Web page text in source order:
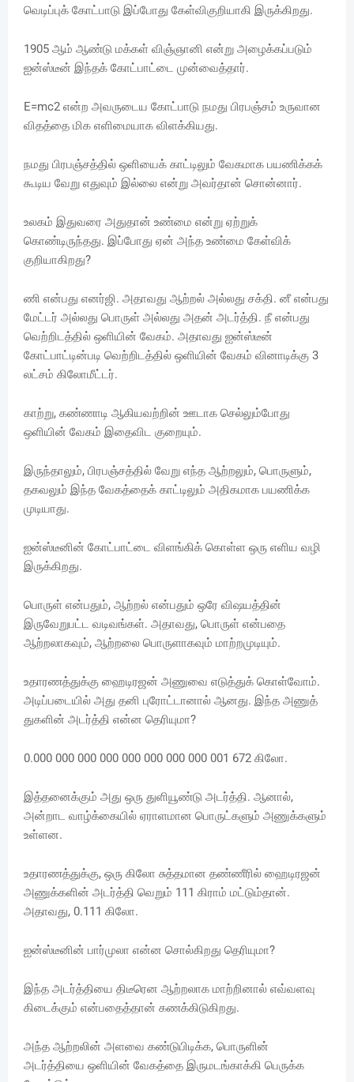
வெடிப்புக் கோட்பாடு இப்போது கேள்விகுறியாகி இருக்கிறது.
1905 ஆம் ஆண்டு மக்கள் விஞ்ஞானி என்று அழைக்கப்படும்
ஐன்ஸ்டீன் இந்தக் கோட்பாட்டை முன்வைத்தார்.
E=mc2 என்ற அவருடைய கோட்பாடு நமது பிரபஞ்சம் உருவான
விதத்தை மிக எளிமையாக விளக்கியது.
நமது பிரபஞ்சத்தில் ஒளியைக் காட்டிலும் வேகமாக பயணிக்கக்
கூடிய வேறு எதுவும் இல்லை என்று அவர்தான் சொன்னார்.
உலகம் இதுவரை அதுதான் உண்மை என்று ஏற்றுக்
கொண்டிருந்தது. இப்போது ஏன் அந்த உண்மை கேள்விக்
குறியாகிறது?
ணி என்பது எனர்ஜி. அதாவது ஆற்றல் அல்லது சக்தி. னீ என்பது
மேட்டர் அல்லது பொருள் அல்லது அதன் அடர்த்தி. நீ என்பது
வெற்றிடத்தில் ஒளியின் வேகம். அதாவது ஐன்ஸ்டீன்
கோட்பாட்டின்படி வெற்றிடத்தில் ஒளியின் வேகம் வினாடிக்கு 3
லட்சம் கிலோமீட்டர்.
காற்று, கண்ணாடி ஆகியவற்றின் ஊடாக செல்லும்போது
ஒளியின் வேகம் இதைவிட குறையும்.
இருந்தாலும், பிரபஞ்சத்தில் வேறு எந்த ஆற்றலும், பொருளும்,
தகவலும் இந்த வேகத்தைக் காட்டிலும் அதிகமாக பயணிக்க
முடியாது.
ஐன்ஸ்டீனின் கோட்பாட்டை விளங்கிக் கொள்ள ஒரு எளிய வழி
இருக்கிறது.
பொருள் என்பதும், ஆற்றல் என்பதும் ஒரே விஷயத்தின்
இருவேறுபட்ட வடிவங்கள். அதாவது, பொருள் என்பதை
ஆற்றலாகவும், ஆற்றலை பொருளாகவும் மாற்றமுடியும்.
உதாரணத்துக்கு ஹைடிரஜன் அணுவை எடுத்துக் கொள்வோம்.
அடிப்படையில் அது தனி புரோட்டானால் ஆனது. இந்த அணுத்
துகளின் அடர்த்தி என்ன தெரியுமா?
0.000 000 000 000 000 000 000 000 001 672 கிலோ.
இத்தனைக்கும் அது ஒரு துளியூண்டு அடர்த்தி. ஆனால்,
அன்றாட வாழ்க்கையில் ஏராளமான பொருட்களும் அணுக்களும்
உள்ளன.
உதாரணத்துக்கு, ஒரு கிலோ சுத்தமான தண்ணீரில் ஹைடிரஜன்
அணுக்களின் அடர்த்தி வெறும் 111 கிராம் மட்டும்தான்.
அதாவது, 0.111 கிலோ.
ஐன்ஸ்டீனின் பார்முலா என்ன சொல்கிறது தெரியுமா?
இந்த அடர்த்தியை திடீரென ஆற்றலாக மாற்றினால் எவ்வளவு
கிடைக்கும் என்பதைத்தான் கணக்கிடுகிறது.
அந்த ஆற்றலின் அளவை கண்டுபிடிக்க, பொருளின்
அடர்த்தியை ஒளியின் வேகத்தை இருமடங்காக்கி பெருக்க